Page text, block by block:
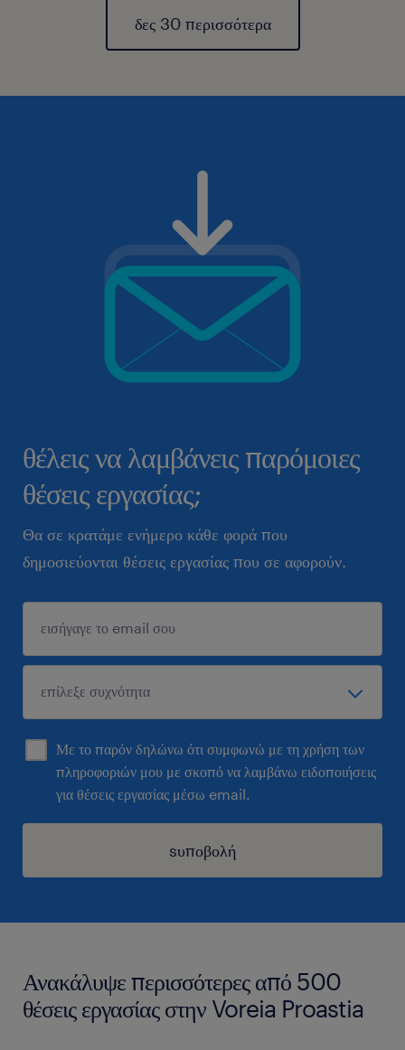
δες 30 περισσότερα
θέλεις να λαμβάνεις παρόμοιες
θέσεις εργασίας;
Θα σε κρατάμε ενήμερο κάθε φορά που
δημοσιεύονται θέσεις εργασίας που σε αφορούν.
Με το παρόν δηλώνω ότι συμφωνώ με τη χρήση των
πληροφοριών μου με σκοπό να λαμβάνω ειδοποιήσεις
για θέσεις εργασίας μέσω email.
sυποβολή
Ανακάλυψε περισσότερες από 500
θέσεις εργασίας στην Voreia Proastia